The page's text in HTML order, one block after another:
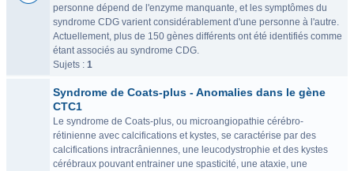
personne dépend de l'enzyme manquante, et les symptômes du
syndrome CDG varient considérablement d'une personne à l'autre.
Actuellement, plus de 150 gènes différents ont été identifiés comme
étant associés au syndrome CDG.
Sujets : 1
Syndrome de Coats-plus - Anomalies dans le gène
CTC1
Le syndrome de Coats-plus, ou microangiopathie cérébro-
rétinienne avec calcifications et kystes, se caractérise par des
calcifications intracrâniennes, une leucodystrophie et des kystes
cérébraux pouvant entrainer une spasticité, une ataxie, une